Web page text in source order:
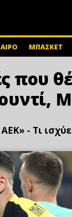
ΜΠΑΣΚΕΤ
που
- Τι